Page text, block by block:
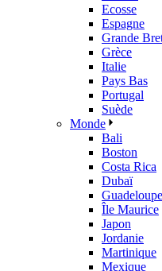
Ecosse
Espagne
Grande
Grèce
Italie
Pays Bas
Portugal
Suède
Monde
Bali
Boston
Costa Rica
Dubaï
Guadeloupe
Île Maurice
Japon
Jordanie
Martinique
Mexique